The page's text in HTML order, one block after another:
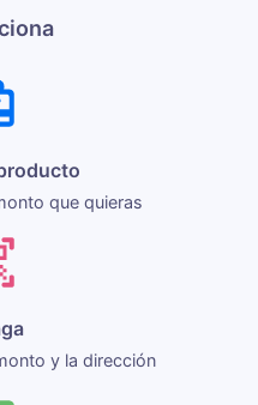
que quieras
y la dirección